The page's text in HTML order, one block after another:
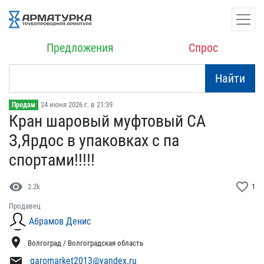
Предложения Спрос
Найти
Продам 24 июня 2026 г. в 21:39
Кран шаровый муфтовый СА​
З,Ярдос в упаковках с па​
спортами!!!!!
visibility 2.2k favorite_border 1
Продавец
Абрамов Денис
location_on Волгоград / Волгоградская область
garomarket2013@yandex.ru